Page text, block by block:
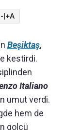
|+A
Beşiktaş,
kestirdi.
Italiano
umut verdi.
hem de
golcü